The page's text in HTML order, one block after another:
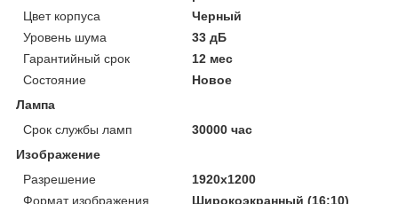
Цвет корпуса
Черный
Уровень шума
33 дБ
Гарантийный срок
12 мес
Состояние
Новое
Лампа
Срок службы ламп
30000 час
Изображение
Разрешение
1920x1200
Формат изображения
Широкоэкранный (16:10)